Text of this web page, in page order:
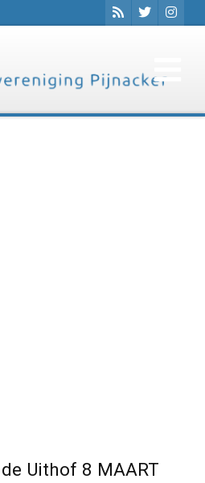
Uithof 8 MAART